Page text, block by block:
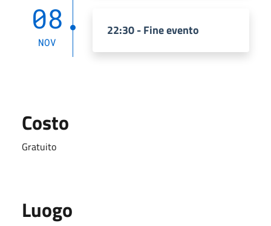
08
NOV
22:30 - Fine evento
Costo
Gratuito
Luogo